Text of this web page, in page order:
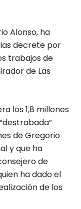
Alonso, ha
decrete por
trabajos de
de Las
los 1,8 millones
de Gregorio
y que ha
de
ha dado el
de los